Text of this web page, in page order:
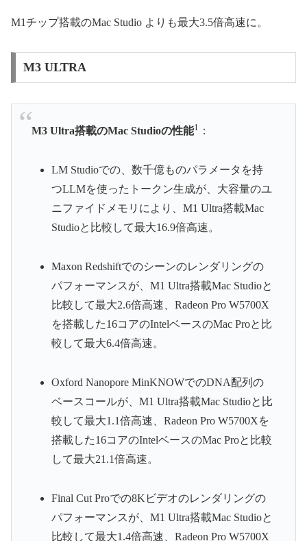
M1チップ搭載のMac Studio よりも最大3.5倍高速に。
M3 ULTRA
M3 Ultra搭載のMac Studioの性能1 ：
LM Studioでの、数千億ものパラメータを持
つLLMを使ったトークン生成が、大容量のユ
ニファイドメモリにより、M1 Ultra搭載Mac
Studioと比較して最大16.9倍高速。
Maxon Redshiftでのシーンのレンダリングの
パフォーマンスが、M1 Ultra搭載Mac Studioと
比較して最大2.6倍高速、Radeon Pro W5700X
を搭載した16コアのIntelベースのMac Proと比
較して最大6.4倍高速。
Oxford Nanopore MinKNOWでのDNA配列の
ベースコールが、M1 Ultra搭載Mac Studioと比
較して最大1.1倍高速、Radeon Pro W5700Xを
搭載した16コアのIntelベースのMac Proと比較
して最大21.1倍高速。
Final Cut Proでの8Kビデオのレンダリングの
パフォーマンスが、M1 Ultra搭載Mac Studioと
比較して最大1.4倍高速、Radeon Pro W5700X